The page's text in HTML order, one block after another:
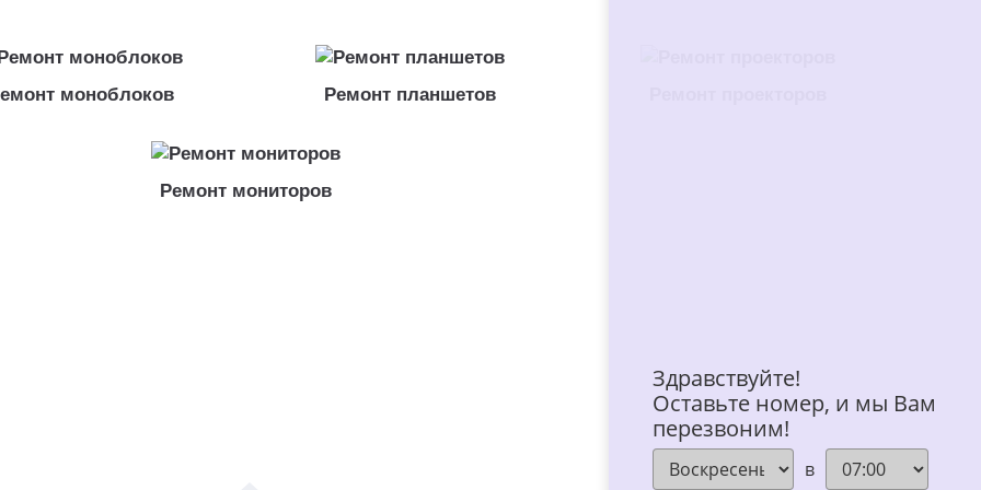
моноблоков Ремонт планшетов
Ремонт мониторов
Здравствуйте!
Оставьте номер, и мы Вам
перезвоним!
в